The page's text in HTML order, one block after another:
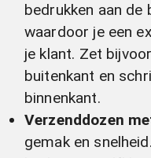
bedrukken aan de
waardoor je een
je klant. Zet
buitenkant en
binnenkant.
Verzenddozen
gemak en